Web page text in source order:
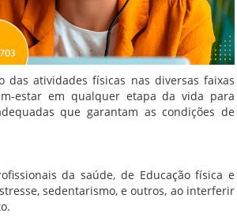
atividades físicas nas diversas faixas
estar em qualquer etapa da vida para
que garantam as condições de
da saúde, de Educação física e
sedentarismo, e outros, ao interferir